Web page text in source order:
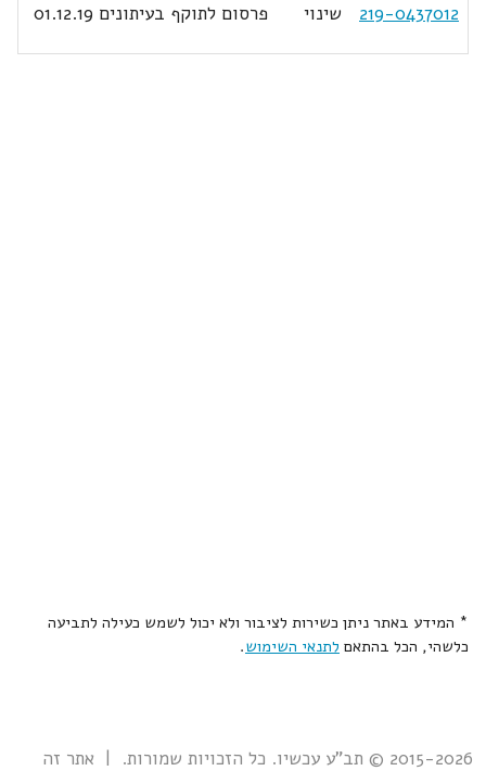
219-0437012
שינוי פרסום לתוקף בעיתונים 01.12.19
* המידע באתר ניתן כשירות לציבור ולא יכול לשמש כעילה לתביעה
כלשהי, הכל בהתאם לתנאי השימוש.
2015-2026 © תב"ע עכשיו. כל הזכויות שמורות. | אתר זה